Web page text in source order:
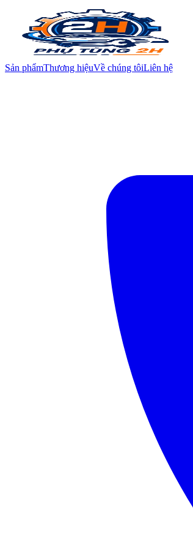
Sản phẩmThương hiệuVề chúng tôiLiên hệ